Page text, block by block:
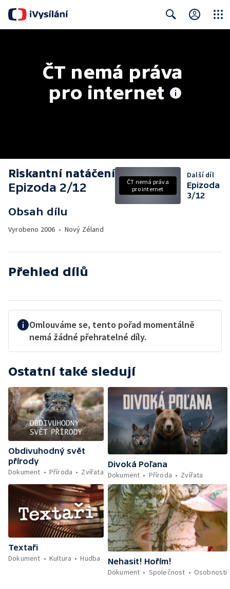
ČT nemá práva
pro internet
Riskantní natáčení
Epizoda 2/12
Obsah dílu
Vyrobeno 2006 • Nový Zéland
ČT nemá práva
pro internet
Další díl
Epizoda
3/12
Přehled dílů
Omlouváme se, tento pořad momentálně
nemá žádné přehratelné díly.
Ostatní také sledují
Obdivuhodný svět
přírody
Dokument
Příroda Zvířata
Divoká Poľana
Dokument
Příroda Zvířata
Textaři
Dokument
Kultura Hudba
Nehasit! Hořím!
Dokument
Společnost Osobnosti